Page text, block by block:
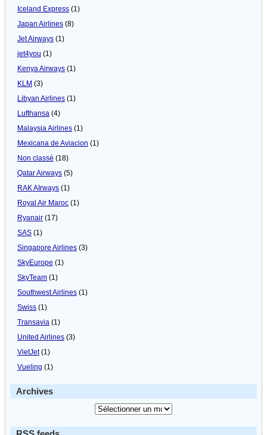
Iceland Express (1)
Japan Airlines (8)
Jet Airways (1)
jet4you (1)
Kenya Airways (1)
KLM (3)
Libyan Airlines (1)
Lufthansa (4)
Malaysia Airlines (1)
Mexicana de Aviacion (1)
Non classé (18)
Qatar Airways (5)
RAK AIrways (1)
Royal Air Maroc (1)
Ryanair (17)
SAS (1)
Singapore Airlines (3)
SkyEurope (1)
SkyTeam (1)
Southwest Airlines (1)
Swiss (1)
Transavia (1)
United Airlines (3)
VietJet(1)
Vueling (1)
Archives